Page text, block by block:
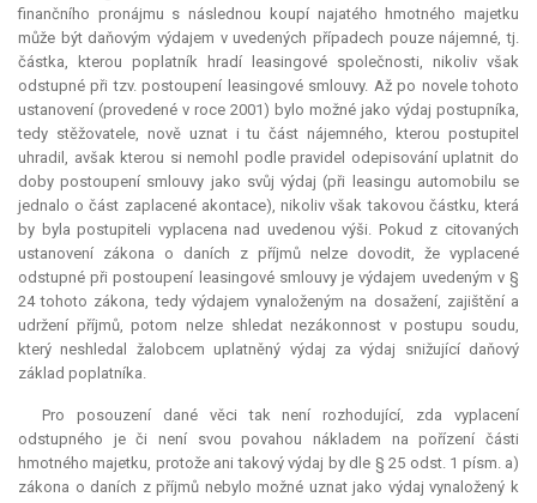
finančního pronájmu s následnou koupí najatého hmotného majetku
může být daňovým výdajem v uvedených případech pouze nájemné, tj.
částka, kterou poplatník hradí leasingové společnosti, nikoliv však
odstupné při tzv. postoupení leasingové smlouvy. Až po novele tohoto
ustanovení (provedené v roce 2001) bylo možné jako výdaj postupníka,
tedy stěžovatele, nově uznat i tu část nájemného, kterou postupitel
uhradil, avšak kterou si nemohl podle pravidel odepisování uplatnit do
doby postoupení smlouvy jako svůj výdaj (při leasingu automobilu se
jednalo o část zaplacené akontace), nikoliv však takovou částku, která
by byla postupiteli vyplacena nad uvedenou výši. Pokud z citovaných
ustanovení zákona o daních z příjmů nelze dovodit, že vyplacené
odstupné při postoupení leasingové smlouvy je výdajem uvedeným v §
24 tohoto zákona, tedy výdajem vynaloženým na dosažení, zajištění a
udržení příjmů, potom nelze shledat nezákonnost v postupu soudu,
který neshledal žalobcem uplatněný výdaj za výdaj snižující daňový
základ poplatníka.
Pro posouzení dané věci tak není rozhodující, zda vyplacení
odstupného je či není svou povahou nákladem na pořízení části
hmotného majetku, protože ani takový výdaj by dle § 25 odst. 1 písm. a)
zákona o daních z příjmů nebylo možné uznat jako výdaj vynaložený k